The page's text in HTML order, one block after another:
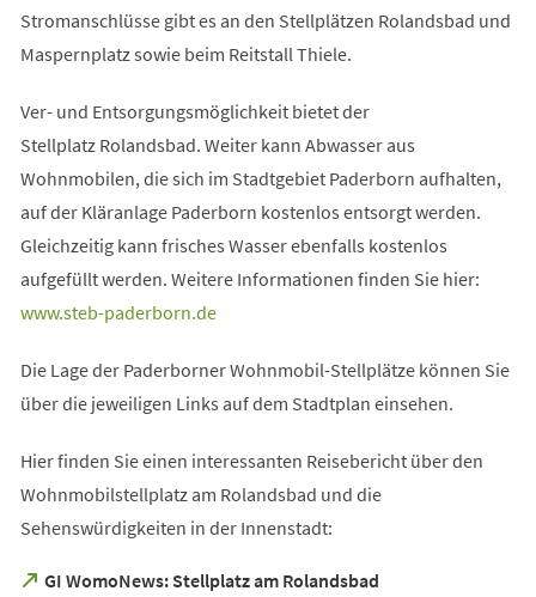
Stromanschlüsse gibt es an den Stellplätzen Rolandsbad und
Maspernplatz sowie beim Reitstall Thiele.
Ver- und Entsorgungsmöglichkeit bietet der
Stellplatz Rolandsbad. Weiter kann Abwasser aus
Wohnmobilen, die sich im Stadtgebiet Paderborn aufhalten,
auf der Kläranlage Paderborn kostenlos entsorgt werden.
Gleichzeitig kann frisches Wasser ebenfalls kostenlos
aufgefüllt werden. Weitere Informationen finden Sie hier:
www.steb-paderborn.de
(Öffnet
einem
neuen
Die Lage der Paderborner Wohnmobil-Stellplätze können Sie
über die jeweiligen Links auf dem Stadtplan einsehen.
Hier finden Sie einen interessanten Reisebericht über den
Wohnmobilstellplatz am Rolandsbad und die
Sehenswürdigkeiten in der Innenstadt:
GI WomoNews: Stellplatz am Rolandsbad
(Öffnet